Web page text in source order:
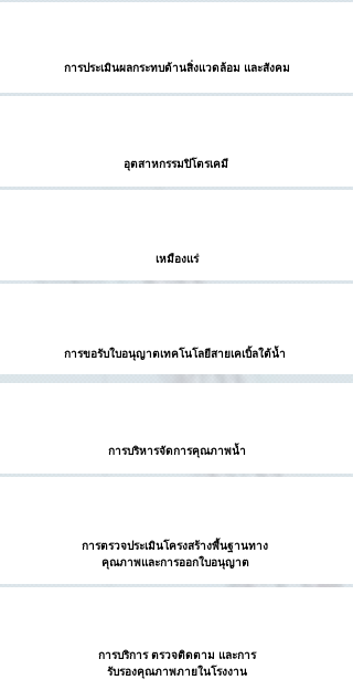
การประเมินผลกระทบด้านสิ่งแวดล้อม และสังคม
อุตสาหกรรมปิโตรเคมี
เหมืองแร่
การขอรับใบอนุญาตเทคโนโลยีสายเคเบิ้ลใต้น้ำ
การบริหารจัดการคุณภาพน้ำ
การตรวจประเมินโครงสร้างพื้นฐานทาง
คุณภาพและการออกใบอนุญาต
การบริการตรวจติดตาม และการ
รับรองคุณภาพภายในโรงงาน